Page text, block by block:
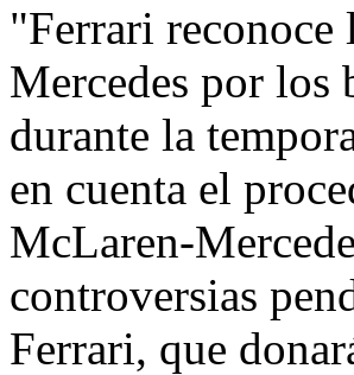
"Ferrari reconoce
Mercedes por los
durante la
en cuenta el
McLaren-
controversias
Ferrari, que